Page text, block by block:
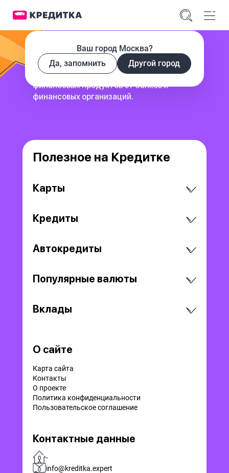
Ваш город Москва?
Да, запомнить
Другой город
сервис для поиска и сравнения
финансовых продуктовот банков и
финансовых организаций.
Полезное на Кредитке
Карты
Кредиты
Автокредиты
Популярные валюты
Вклады
О сайте
Карта сайта
Контакты
О проекте
Политика конфиденциальности
Пользовательское соглашение
Контактные данные
-
info@kreditka.expert